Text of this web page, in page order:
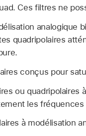
Ces filtres ne
analogique
quadripolaires
conçus pour
ou quadripolaires
les
à modélisation